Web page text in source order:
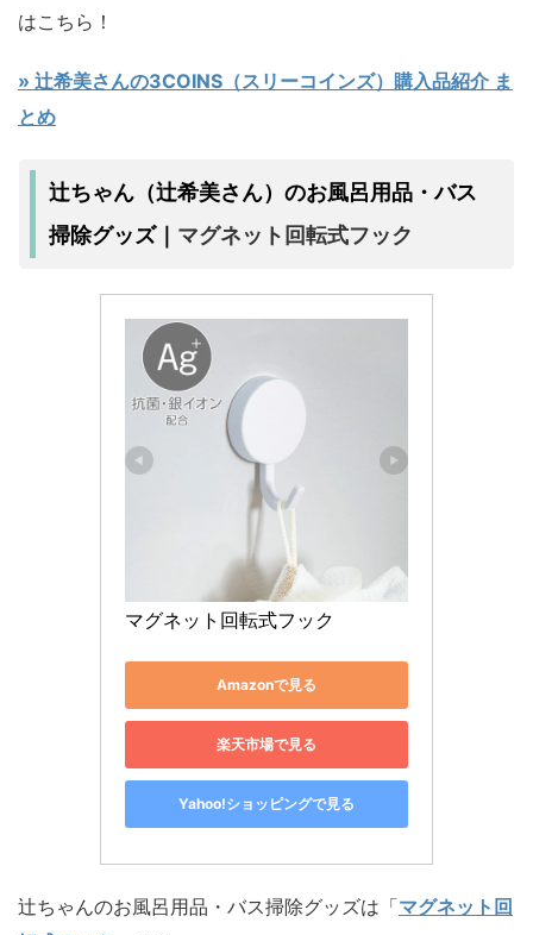
はこちら！
» 辻希美さんの3COINS（スリーコインズ）購入品紹介 ま
とめ
辻ちゃん（辻希美さん）のお風呂用品・バス
掃除グッズ｜ マグネット回転式フック
マグネット回転式フック
Amazonで見る
楽天市場で見る
Yahoo!ショッピングで見る
辻ちゃんのお風呂用品・バス掃除グッズは「マグネット回